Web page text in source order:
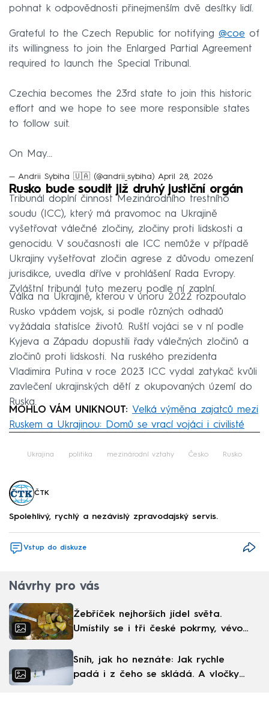
pohnat k odpovědnosti přinejmenším dvě desítky lidí.
Grateful to the Czech Republic for notifying @coe of
its willingness to join the Enlarged Partial Agreement
required to launch the Special Tribunal.
Czechia becomes the 23rd state to join this historic
effort and we hope to see more responsible states
to follow suit.
On May…
— Andrii Sybiha 🇺🇦 (@andrii_sybiha) April 28, 2026
Rusko bude soudit již druhý justiční orgán
Tribunál doplní činnost Mezinárodního trestního
soudu (ICC), který má pravomoc na Ukrajině
vyšetřovat válečné zločiny, zločiny proti lidskosti a
genocidu. V současnosti ale ICC nemůže v případě
Ukrajiny vyšetřovat zločin agrese z důvodu omezení
jurisdikce, uvedla dříve v prohlášení Rada Evropy.
Zvláštní tribunál tuto mezeru podle ní zaplní.
Válka na Ukrajině, kterou v únoru 2022 rozpoutalo
Rusko vpádem vojsk, si podle různých odhadů
vyžádala statisíce životů. Ruští vojáci se v ní podle
Kyjeva a Západu dopustili řady válečných zločinů a
zločinů proti lidskosti. Na ruského prezidenta
Vladimira Putina v roce 2023 ICC vydal zatykač kvůli
zavlečení ukrajinských dětí z okupovaných území do
Ruska.
MOHLO VÁM UNIKNOUT: Velká výměna zajatců mezi
Ruskem a Ukrajinou: Domů se vrací vojáci i civilisté
Ukrajina politika mezinárodní vztahy Česko Rusko
ČTK
Spolehlivý, rychlý a nezávislý zpravodajský servis.
Vstup do diskuze
Návrhy pro vás
Žebříček nejhorších jídel světa.
Umístily se i tři české pokrmy, vévodí
Sníh, jak ho neznáte: Jak rychle
padá i z čeho se skládá. A vločky